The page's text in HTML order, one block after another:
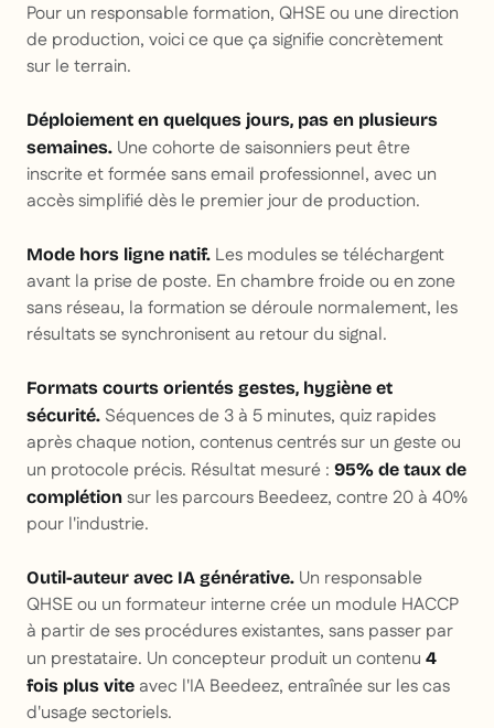
Pour un responsable formation, QHSE ou une direction
de production, voici ce que ça signifie concrètement
sur le terrain.
Déploiement en quelques jours, pas en plusieurs
semaines. Une cohorte de saisonniers peut être
inscrite et formée sans email professionnel, avec un
accès simplifié dès le premier jour de production.
Mode hors ligne natif. Les modules se téléchargent
avant la prise de poste. En chambre froide ou en zone
sans réseau, la formation se déroule normalement, les
résultats se synchronisent au retour du signal.
Formats courts orientés gestes, hygiène et
sécurité. Séquences de 3 à 5 minutes, quiz rapides
après chaque notion, contenus centrés sur un geste ou
un protocole précis. Résultat mesuré : 95% de taux de
complétion sur les parcours Beedeez, contre 20 à 40%
pour l'industrie.
Outil-auteur avec IA générative. Un responsable
QHSE ou un formateur interne crée un module HACCP
à partir de ses procédures existantes, sans passer par
un prestataire. Un concepteur produit un contenu 4
fois plus vite avec l'IA Beedeez, entraînée sur les cas
d'usage sectoriels.